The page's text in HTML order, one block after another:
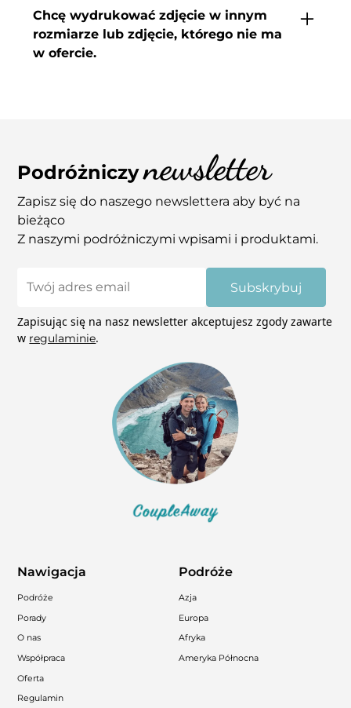
w obecności kuriera, sporządź raport do
reklamacji i skontaktuj się z nami.
Jeśli zamówione wydruki będą uszkodzone
Chcę wydrukować zdjęcie w innym
rozmiarze lub zdjęcie, którego nie ma
w ofercie.
się z nami mailowo – pomożemy! Niektóre
zdjęcia mają możliwość wydruku na płótnie.
Podróżniczynewsletter
Zapisz się do naszego newslettera aby być na
bieżąco
Z naszymi podróżniczymi wpisami i produktami.
Subskrybuj
Zapisując się na nasz newsletter akceptujesz zgody zawarte
w regulaminie.
Nawigacja
Podróże
Porady
O nas
Współpraca
Oferta
Regulamin
Podróże
Azja
Europa
Afryka
Ameryka Północna